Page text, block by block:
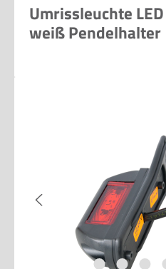
Umrissleuchte
weiß Pendelhalter